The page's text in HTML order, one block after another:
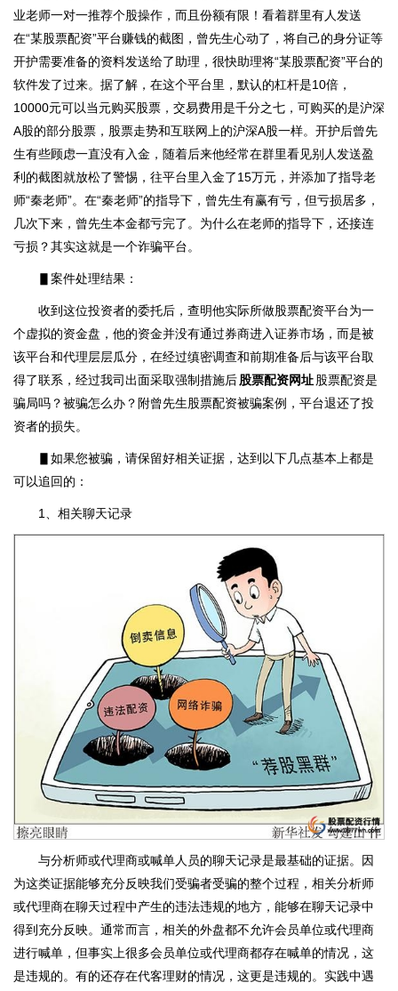
业老师一对一推荐个股操作，而且份额有限！看着群里有人发送
在“某股票配资”平台赚钱的截图，曾先生心动了，将自己的身分证等
开护需要准备的资料发送给了助理，很快助理将“某股票配资”平台的
软件发了过来。据了解，在这个平台里，默认的杠杆是10倍，
10000元可以当元购买股票，交易费用是千分之七，可购买的是沪深
A股的部分股票，股票走势和互联网上的沪深A股一样。开护后曾先
生有些顾虑一直没有入金，随着后来他经常在群里看见别人发送盈
利的截图就放松了警惕，往平台里入金了15万元，并添加了指导老
师“秦老师”。在“秦老师”的指导下，曾先生有赢有亏，但亏损居多，
几次下来，曾先生本金都亏完了。为什么在老师的指导下，还接连
亏损？其实这就是一个诈骗平台。
▋案件处理结果：
收到这位投资者的委托后，查明他实际所做股票配资平台为一
个虚拟的资金盘，他的资金并没有通过券商进入证券市场，而是被
该平台和代理层层瓜分，在经过缜密调查和前期准备后与该平台取
得了联系，经过我司出面采取强制措施后股票配资网址股票配资是
骗局吗？被骗怎么办？附曾先生股票配资被骗案例，平台退还了投
资者的损失。
▋如果您被骗，请保留好相关证据，达到以下几点基本上都是
可以追回的：
1、相关聊天记录
与分析师或代理商或喊单人员的聊天记录是最基础的证据。因
为这类证据能够充分反映我们受骗者受骗的整个过程，相关分析师
或代理商在聊天过程中产生的违法违规的地方，能够在聊天记录中
得到充分反映。通常而言，相关的外盘都不允许会员单位或代理商
进行喊单，但事实上很多会员单位或代理商都存在喊单的情况，这
是违规的。有的还存在代客理财的情况，这更是违规的。实践中遇